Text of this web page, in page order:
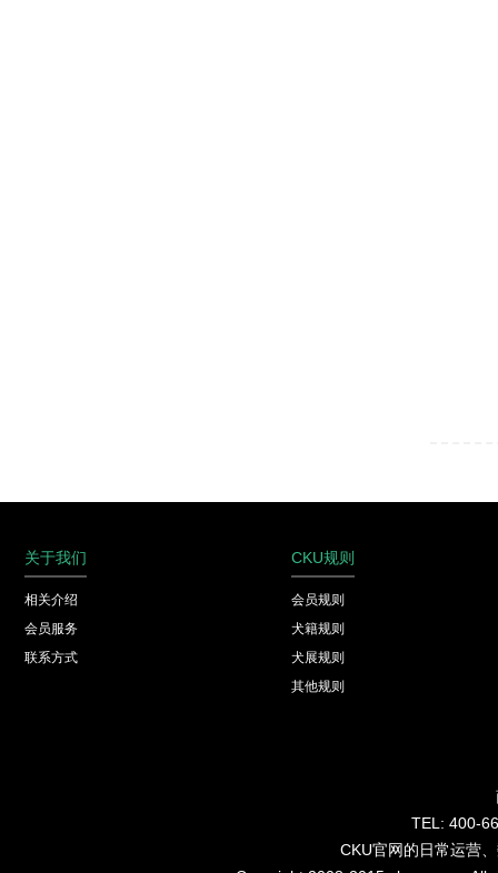
关于我们
相关介绍
会员服务
联系方式
CKU规则
会员规则
犬籍规则
犬展规则
其他规则
TEL: 400-
CKU官网的日常运营